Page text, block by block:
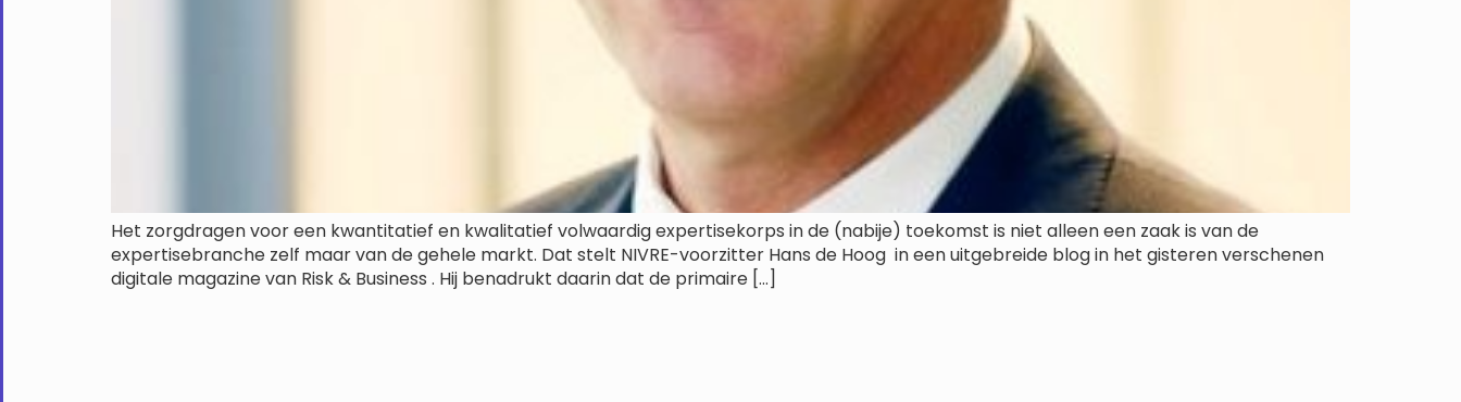
Het zorgdragen voor een kwantitatief en kwalitatief volwaardig expertisekorps in de (nabije) toekomst is niet alleen een zaak is van de
expertisebranche zelf maar van de gehele markt. Dat stelt NIVRE-voorzitter Hans de Hoog in een uitgebreide blog in het gisteren verschenen
digitale magazine van Risk & Business . Hij benadrukt daarin dat de primaire […]